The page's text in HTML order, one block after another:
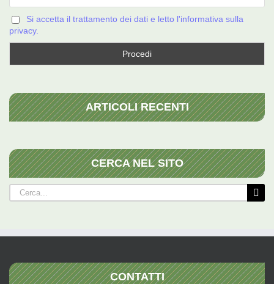
Si accetta il trattamento dei dati e letto l'informativa sulla
privacy.
ARTICOLI RECENTI
CERCA NEL SITO
Cerca
per:
CONTATTI